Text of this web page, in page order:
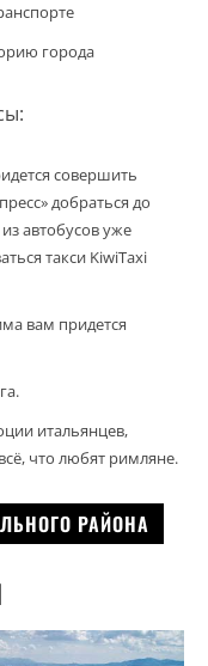
города
совершить
добраться до
автобусов уже
такси KiwiTaxi
вам придется
итальянцев,
что любят римляне.
РАЙОНА